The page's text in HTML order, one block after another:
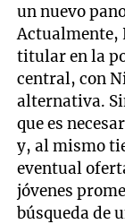
un nuevo
Actualmente,
titular en la
central, con
alternativa.
que es
y, al mismo
eventual
jóvenes
búsqueda de